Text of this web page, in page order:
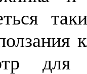
для